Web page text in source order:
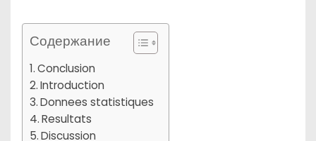
Содержание
Conclusion
Introduction
Donnees statistiques
Resultats
Discussion